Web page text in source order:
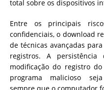
total sobre os dispositivos
Entre os principais
confidenciais, o download
de técnicas avançadas
registros. A
modificação do registro
programa malicioso